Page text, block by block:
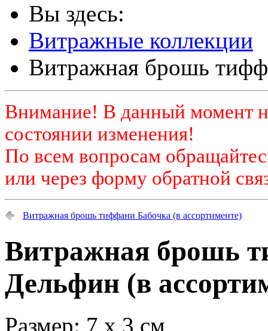
Вы здесь:
Витражные коллекции
Витражная брошь
Внимание! В данный момент
состоянии изменения!
По всем вопросам
или через форму обратной
Витражная брошь тиффани Бабочка (в ассортименте)
Витражная брошь
Дельфин (в
Размер: 7 х 3 см